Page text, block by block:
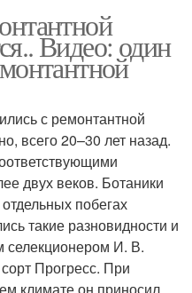
Видео: один
с ремонтантной
всего 20–30 лет назад.
двух веков. Ботаники
побегах
такие разновидности и
селекционером И. В.
Прогресс. При
климате он приносил